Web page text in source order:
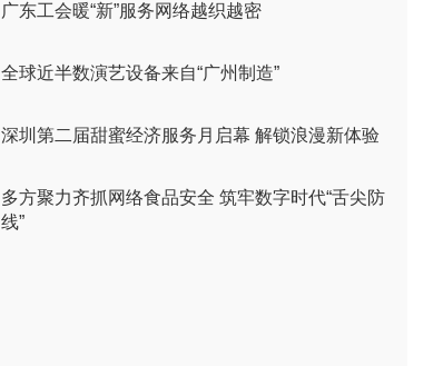
广东工会暖“新”服务网络越织越密
全球近半数演艺设备来自“广州制造”
深圳第二届甜蜜经济服务月启幕 解锁浪漫新体验
多方聚力齐抓网络食品安全 筑牢数字时代“舌尖防
线”